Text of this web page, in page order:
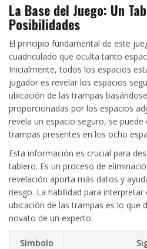
La Base del Juego: Un
Posibilidades
El principio fundamental de este
cuadriculado que oculta tanto
Inicialmente, todos los espacios
jugador es revelar los espacios
ubicación de las trampas
proporcionadas por los espacios
revela un espacio seguro, se
trampas presentes en los ocho
Esta información es crucial para
tablero. Es un proceso de
revelación aporta más datos y
riesgo. La habilidad para interpretar
ubicación de las trampas es lo que
novato de un experto.
Símbolo